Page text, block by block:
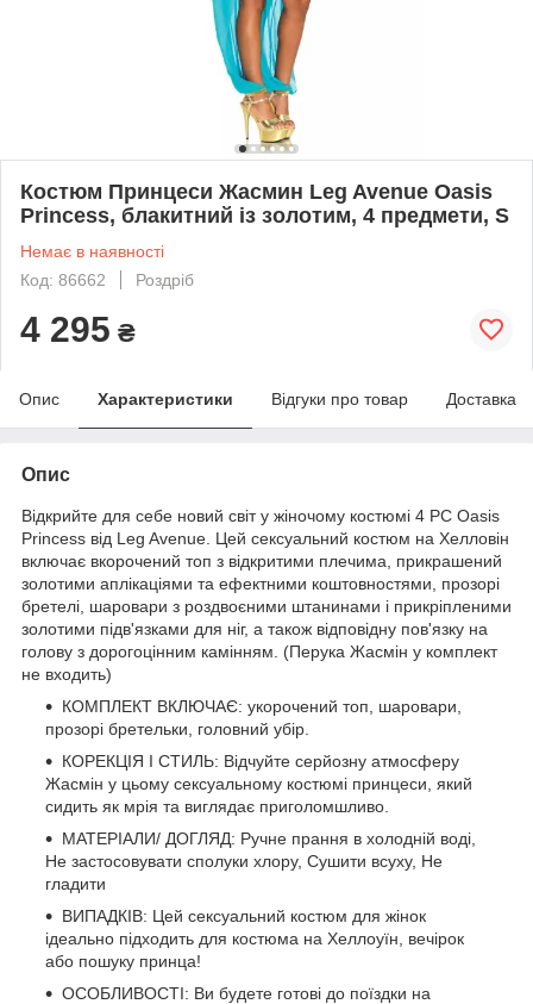
Костюм Принцеси Жасмин Leg Avenue Oasis
Princess, блакитний із золотим, 4 предмети, S
Немає в наявності
Код: 86662
Роздріб
4 295 ₴
Опис Характеристики Відгуки про товар Доставка
Опис
Відкрийте для себе новий світ у жіночому костюмі 4 PC Oasis
Princess від Leg Avenue. Цей сексуальний костюм на Хелловін
включає вкорочений топ з відкритими плечима, прикрашений
золотими аплікаціями та ефектними коштовностями, прозорі
бретелі, шаровари з роздвоєними штанинами і прикріпленими
золотими підв'язками для ніг, а також відповідну пов'язку на
голову з дорогоцінним камінням. (Перука Жасмін у комплект
не входить)
КОМПЛЕКТ ВКЛЮЧАЄ: укорочений топ, шаровари,
прозорі бретельки, головний убір.
КОРЕКЦІЯ І СТИЛЬ: Відчуйте серйозну атмосферу
Жасмін у цьому сексуальному костюмі принцеси, який
сидить як мрія та виглядає приголомшливо.
МАТЕРІАЛИ/ ДОГЛЯД: Ручне прання в холодній воді,
Не застосовувати сполуки хлору, Сушити всуху, Не
гладити
ВИПАДКІВ: Цей сексуальний костюм для жінок
ідеально підходить для костюма на Хеллоуїн, вечірок
або пошуку принца!
ОСОБЛИВОСТІ: Ви будете готові до поїздки на